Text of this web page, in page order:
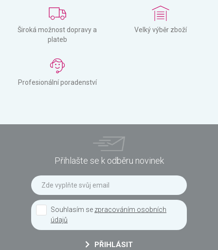
Široká možnost dopravy a
plateb
Velký výběr zboží
Profesionální poradenství
Přihlašte se k odběru novinek
Souhlasím se zpracováním osobních
údajů
PŘIHLÁSIT